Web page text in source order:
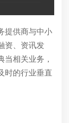
提供商与中小
资、资讯发
相关业务，
时的行业垂直